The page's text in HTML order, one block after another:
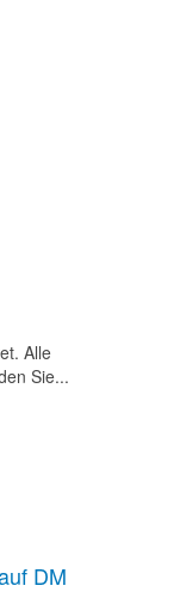
Alle
Sie...
DM